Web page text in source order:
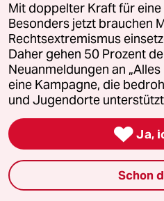
3G 30404 (Profil
21.04.2016,12:33
@Sigma:
Russische
als Wahlhelfer
Legitimation.
einfach eine
Annexion. Das
Referendum ist
Feigenblatt für
Mit doppelter Kraft für
Besonders jetzt brauchen
Rechtsextremismus
Daher gehen 50 Prozent
Neuanmeldungen an
eine Kampagne, die
und Jugendorte
 Ja,
Schon